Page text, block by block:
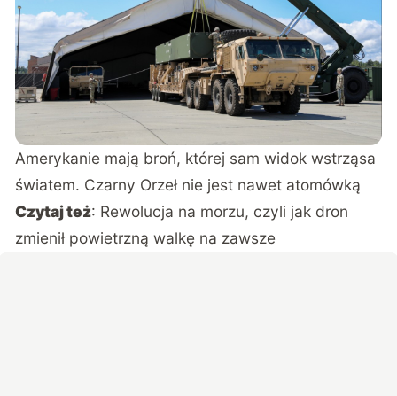
Amerykanie mają broń, której sam widok wstrząsa
światem. Czarny Orzeł nie jest nawet atomówką
Czytaj też: Rewolucja na morzu, czyli jak dron
zmienił powietrzną walkę na zawsze